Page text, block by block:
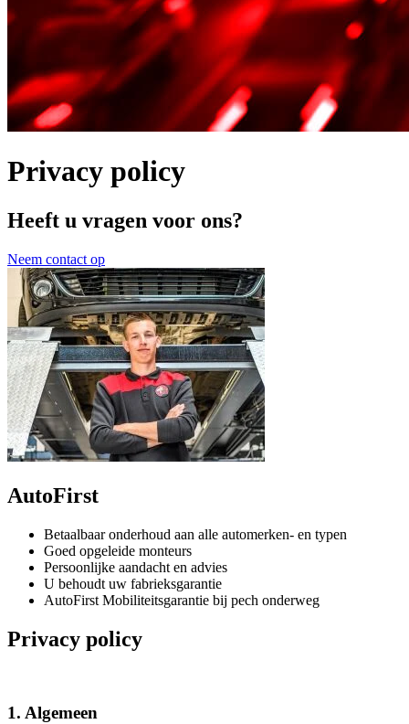
Privacy policy
Heeft u vragen voor ons?
Neem contact op
AutoFirst
Betaalbaar onderhoud aan alle automerken- en typen
Goed opgeleide monteurs
Persoonlijke aandacht en advies
U behoudt uw fabrieksgarantie
AutoFirst Mobiliteitsgarantie bij pech onderweg
Privacy policy
1. Algemeen